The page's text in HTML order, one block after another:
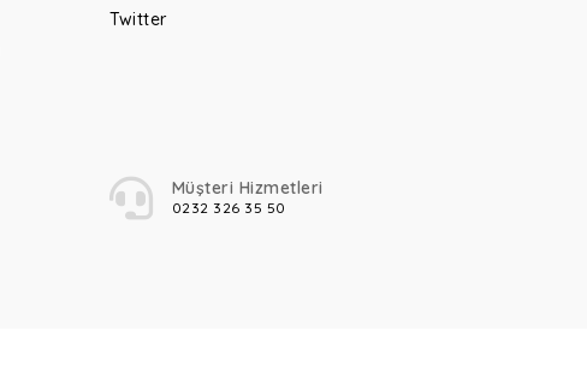
Twitter
Müşteri Hizmetleri
0232 326 35 50